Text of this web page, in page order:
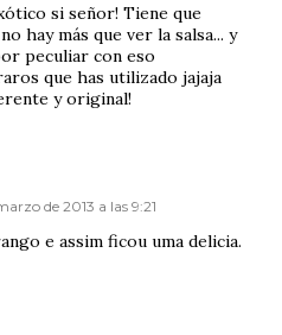
si señor! Tiene que
hay más que ver la salsa... y
peculiar con eso
que has utilizado jajaja
y original!
de 2013 a las 9:21
e assim ficou uma delicia.